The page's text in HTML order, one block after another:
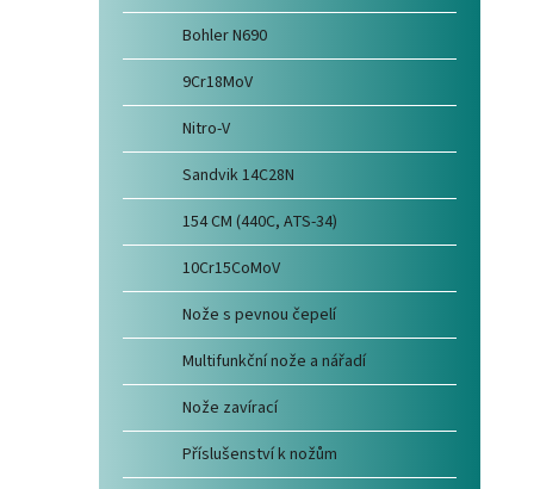
Bohler N690
9Cr18MoV
Nitro-V
Sandvik 14C28N
154 CM (440C, ATS-34)
10Cr15CoMoV
Nože s pevnou čepelí
Multifunkční nože a nářadí
Nože zavírací
Příslušenství k nožům